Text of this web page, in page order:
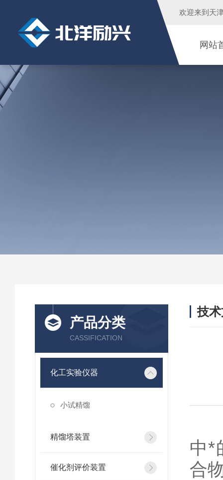
欢迎来到 天
网站
产品分类
CASSIFICATION
化工实验仪器
小试精馏
精馏塔装置
催化剂评价装置
技
中*
合